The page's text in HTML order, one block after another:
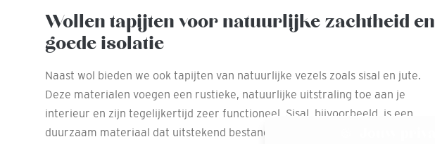
Wollen tapijten voor natuurlijke zachtheid en
goede isolatie
Naast wol bieden we ook tapijten van natuurlijke vezels zoals sisal en jute.
Deze materialen voegen een rustieke, natuurlijke uitstraling toe aan je
interieur en zijn tegelijkertijd zeer functioneel. Sisal, bijvoorbeeld, is een
duurzaam materiaal dat uitstekend bestand is tegen slijtage, waardoor het